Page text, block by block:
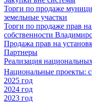
Торги по продаже
земельные участки
Торги по продаже прав
собственности
Продажа прав на
Партнеры
Реализация
Национальные проекты:
2025 год
2024 год
2023 год